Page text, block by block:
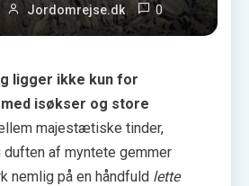
Jordomrejse.dk 0
ligger ikke kun for
isøkser og store
majestætiske tinder,
af myntete gemmer
nemlig på en håndfuld lette